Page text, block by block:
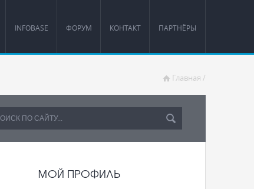
INFOBASE ФОРУМ КОНТАКТ ПАРТНЁРЫ
Главная /
МОЙ ПРОФИЛЬ